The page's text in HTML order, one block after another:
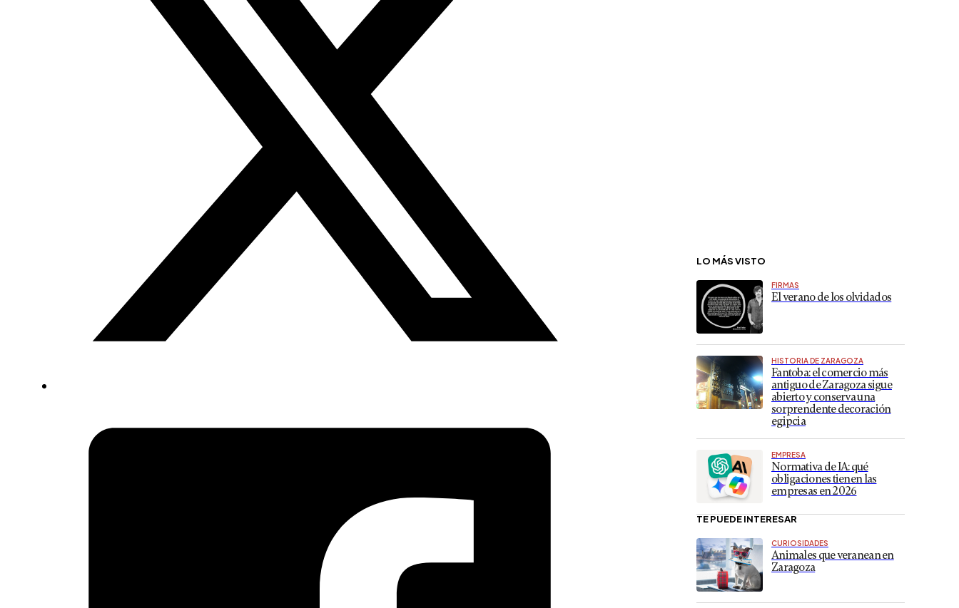
LO MÁS VISTO
FIRMAS
El verano de los olvidados
HISTORIA DE ZARAGOZA
Fantoba: el comercio más
antiguo de Zaragoza sigue
abierto y conserva una
sorprendente decoración
egipcia
EMPRESA
Normativa de IA: qué
obligaciones tienen las
empresas en 2026
TE PUEDE INTERESAR
CURIOSIDADES
Animales que veranean en
Zaragoza